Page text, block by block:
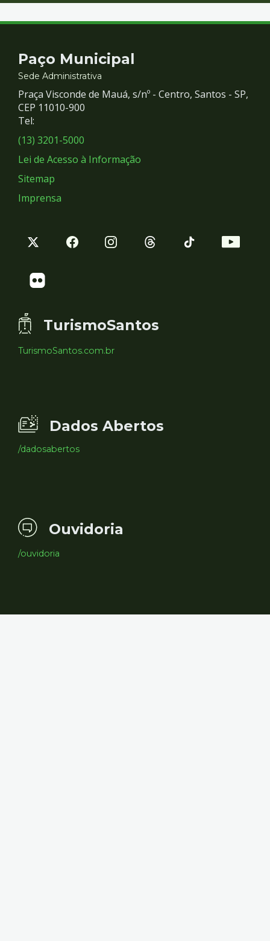
Contato
e
Redes
Sociais
Paço Municipal
Sede Administrativa
Praça Visconde de Mauá, s/nº - Centro, Santos - SP,
CEP 11010-900
Tel:
(13) 3201-5000
Lei de Acesso à Informação
Sitemap
Imprensa
TurismoSantos
TurismoSantos.com.br
Dados Abertos
/dadosabertos
Ouvidoria
/ouvidoria